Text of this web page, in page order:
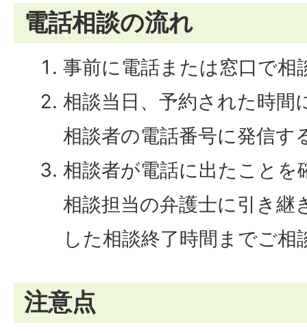
電話相談の流れ
事前に電話または窓口で相
相談当日、予約された時間
相談者の電話番号に発信す
相談者が電話に出たことを
相談担当の弁護士に引き継
した相談終了時間までご
注意点